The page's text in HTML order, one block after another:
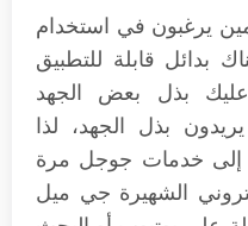
يرغبون في استخدام
بدائل قابلة للتطبيق
بذل بعض الجهد
بذل الجهد، لذا
خدمات جوجل مرة
الشهيرة جي ميل